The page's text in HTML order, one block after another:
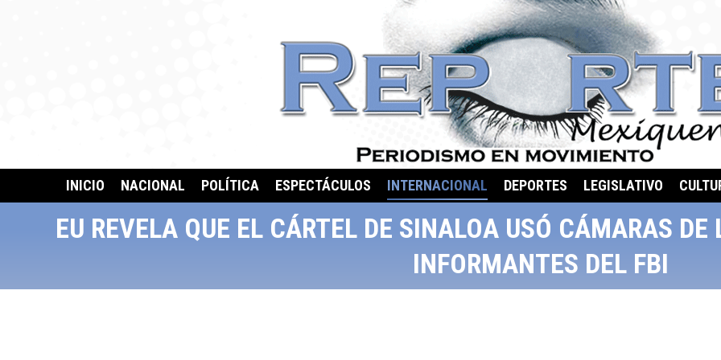
INICIO NACIONAL POLÍTICA ESPECTÁCULOS INTERNACIONAL DEPORTES LEGISLATIVO
EU REVELA QUE EL CÁRTEL DE SINALOA USÓ CÁMARAS
INFORMANTES DEL FBI